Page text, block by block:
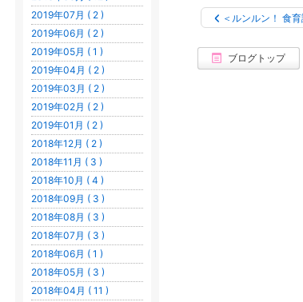
＜ルンルン！ 食
ブログトップ
2019年07月 ( 2 )
2019年06月 ( 2 )
2019年05月 ( 1 )
2019年04月 ( 2 )
2019年03月 ( 2 )
2019年02月 ( 2 )
2019年01月 ( 2 )
2018年12月 ( 2 )
2018年11月 ( 3 )
2018年10月 ( 4 )
2018年09月 ( 3 )
2018年08月 ( 3 )
2018年07月 ( 3 )
2018年06月 ( 1 )
2018年05月 ( 3 )
2018年04月 ( 11 )